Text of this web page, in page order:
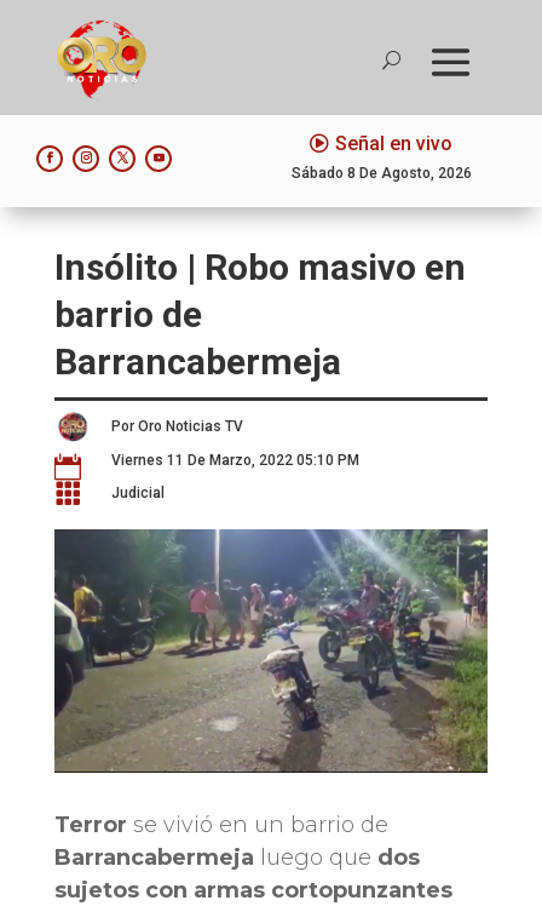
Señal en vivo
Sábado 8 De Agosto, 2026
Insólito | Robo masivo en
barrio de
Barrancabermeja
Por Oro Noticias TV
 Viernes 11 De Marzo, 2022 05:10 PM
 Judicial
Terror se vivió en un barrio de
Barrancabermeja luego que dos
sujetos con armas cortopunzantes